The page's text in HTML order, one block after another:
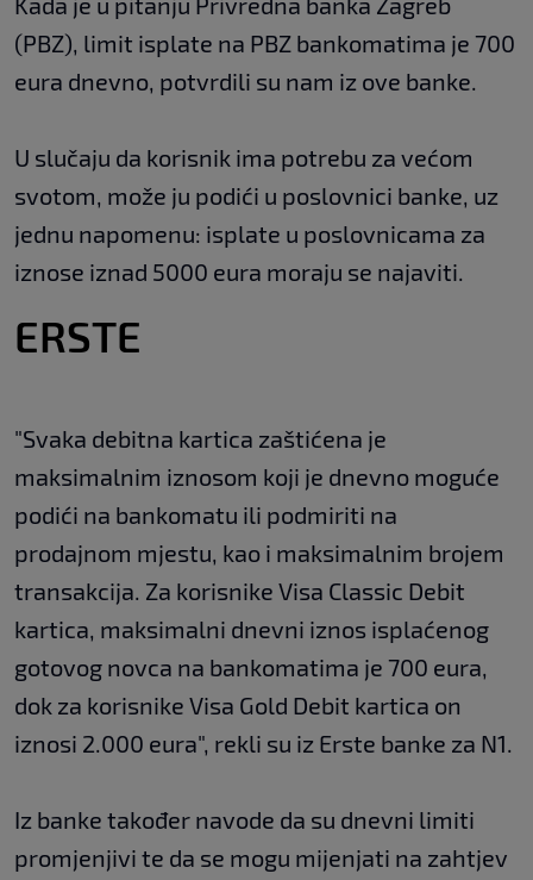
(PBZ), limit isplate na PBZ bankomatima je 700
eura dnevno, potvrdili su nam iz ove banke.
U slučaju da korisnik ima potrebu za većom
svotom, može ju podići u poslovnici banke, uz
jednu napomenu: isplate u poslovnicama za
iznose iznad 5000 eura moraju se najaviti.
ERSTE
"Svaka debitna kartica zaštićena je
maksimalnim iznosom koji je dnevno moguće
podići na bankomatu ili podmiriti na
prodajnom mjestu, kao i maksimalnim brojem
transakcija. Za korisnike Visa Classic Debit
kartica, maksimalni dnevni iznos isplaćenog
gotovog novca na bankomatima je 700 eura,
dok za korisnike Visa Gold Debit kartica on
iznosi 2.000 eura", rekli su iz Erste banke za N1.
Iz banke također navode da su dnevni limiti
promjenjivi te da se mogu mijenjati na zahtjev